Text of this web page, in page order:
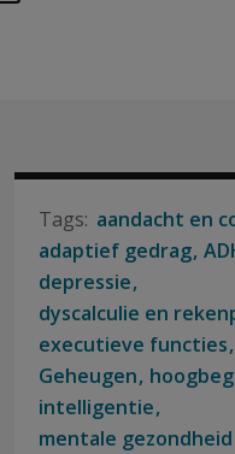
aandacht en
adaptief gedrag
depressie
dyscalculie en
executieve functies
Geheugen
intelligentie
mentale